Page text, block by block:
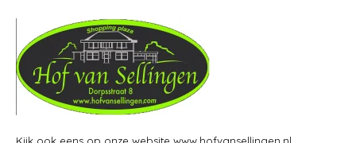
Kijk ook eens op onze website www.hofvansellingen.nl